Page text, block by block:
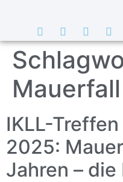
Mauerfall
IKLL-
2025:
Jahren –